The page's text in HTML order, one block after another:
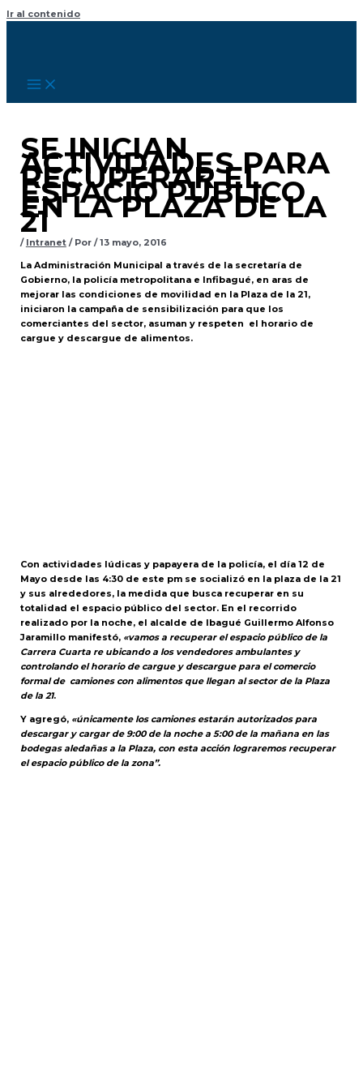
Ir al contenido
SE INICIAN
ACTIVIDADES PARA
RECUPERAR EL
ESPACIO PÚBLICO
EN LA PLAZA DE LA
21
/ Intranet/ Por /13 mayo, 2016
La Administración Municipal a través de la secretaría de
Gobierno, la policía metropolitana e Infibagué, en aras de
mejorar las condiciones de movilidad en la Plaza de la 21,
iniciaron la campaña de sensibilización para que los
comerciantes del sector, asuman y respeten el horario de
cargue y descargue de alimentos.
Con actividades lúdicas y papayera de la policía, el día 12 de
Mayo desde las 4:30 de este pm se socializó en la plaza de la 21
y sus alrededores, la medida que busca recuperar en su
totalidad el espacio público del sector. En el recorrido
realizado por la noche, el alcalde de Ibagué Guillermo Alfonso
Jaramillo manifestó, «vamos a recuperar el espacio público de la
Carrera Cuarta re ubicando a los vendedores ambulantes y
controlando el horario de cargue y descargue para el comercio
formal de camiones con alimentos que llegan al sector de la Plaza
de la 21.
Y agregó, «únicamente los camiones estarán autorizados para
descargar y cargar de 9:00 de la noche a 5:00 de la mañana en las
bodegas aledañas a la Plaza, con esta acción lograremos recuperar
el espacio público de la zona”.